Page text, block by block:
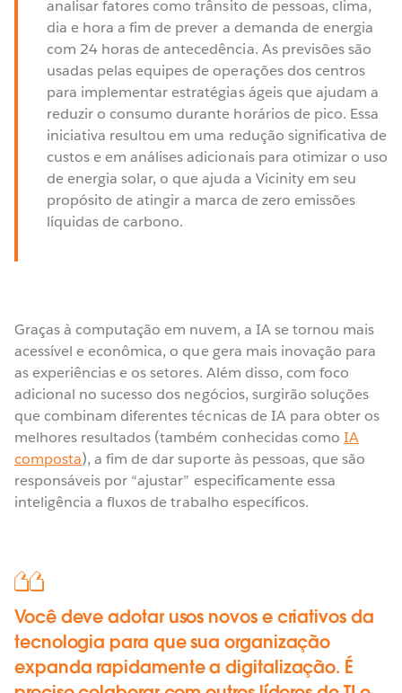
analisar fatores como trânsito de pessoas, clima,
dia e hora a fim de prever a demanda de energia
com 24 horas de antecedência. As previsões são
usadas pelas equipes de operações dos centros
para implementar estratégias ágeis que ajudam a
reduzir o consumo durante horários de pico. Essa
iniciativa resultou em uma redução significativa de
custos e em análises adicionais para otimizar o uso
de energia solar, o que ajuda a Vicinity em seu
propósito de atingir a marca de zero emissões
líquidas de carbono.
Graças à computação em nuvem, a IA se tornou mais
acessível e econômica, o que gera mais inovação para
as experiências e os setores. Além disso, com foco
adicional no sucesso dos negócios, surgirão soluções
que combinam diferentes técnicas de IA para obter os
melhores resultados (também conhecidas como IA
composta), a fim de dar suporte às pessoas, que são
responsáveis por “ajustar” especificamente essa
inteligência a fluxos de trabalho específicos.
Você deve adotar usos novos e criativos da
tecnologia para que sua organização
expanda rapidamente a digitalização. É